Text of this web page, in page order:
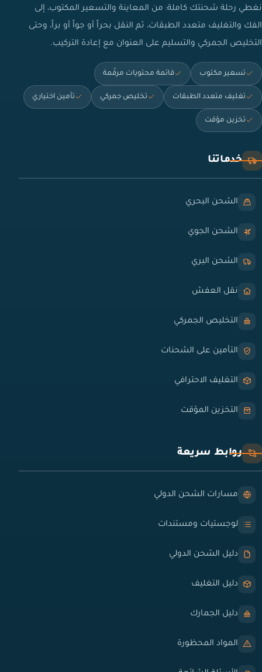
نغطي رحلة شحنتك كاملة: من المعاينة والتسعير المكتوب، إلى
الفك والتغليف متعدد الطبقات، ثم النقل بحراً أو جواً أو براً، وحتى
التخليص الجمركي والتسليم على العنوان مع إعادة التركيب.
تسعير مكتوب قائمة محتويات مرقّمة
تغليف متعدد الطبقات تخليص جمركي تأمين اختياري
تخزين مؤقت
خدماتنا
الشحن البحري
الشحن الجوي
الشحن البري
نقل العفش
التخليص الجمركي
التأمين على الشحنات
التغليف الاحترافي
التخزين المؤقت
روابط سريعة
مسارات الشحن الدولي
لوجستيات ومستندات
دليل الشحن الدولي
دليل التغليف
دليل الجمارك
المواد المحظورة